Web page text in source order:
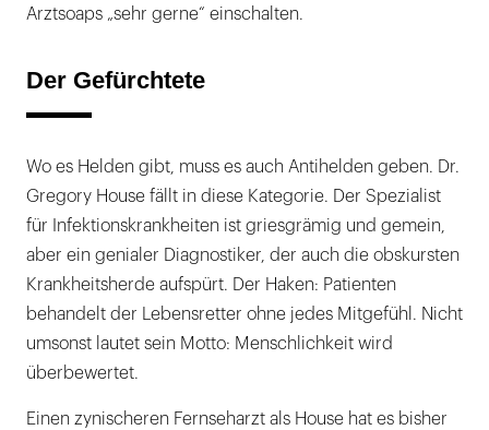
Arztsoaps „sehr gerne“ einschalten.
Der Gefürchtete
Wo es Helden gibt, muss es auch Antihelden geben. Dr.
Gregory House fällt in diese Kategorie. Der Spezialist
für Infektionskrankheiten ist griesgrämig und gemein,
aber ein genialer Diagnostiker, der auch die obskursten
Krankheitsherde aufspürt. Der Haken: Patienten
behandelt der Lebensretter ohne jedes Mitgefühl. Nicht
umsonst lautet sein Motto: Menschlichkeit wird
überbewertet.
Einen zynischeren Fernseharzt als House hat es bisher